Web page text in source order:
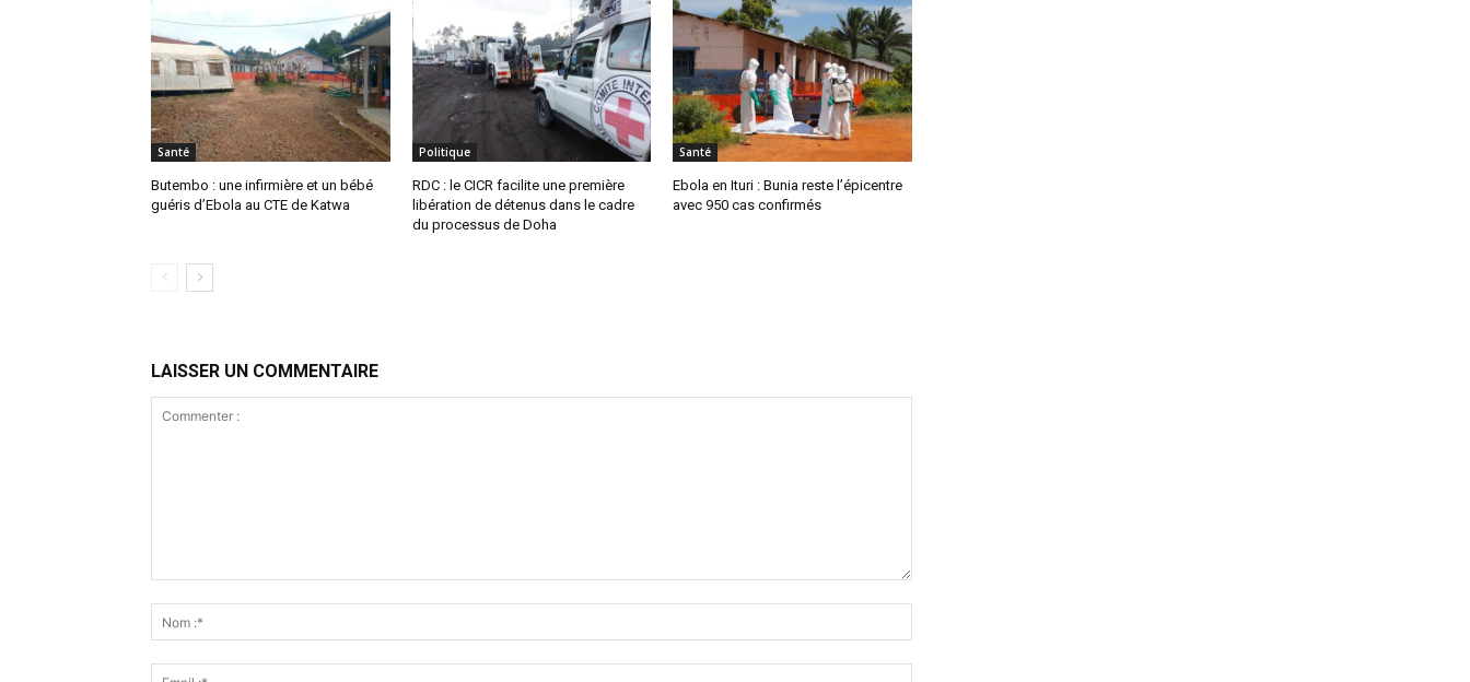
Santé
Butembo : une infirmière et un bébé
guéris d’Ebola au CTE de Katwa
Politique
RDC : le CICR facilite une première
libération de détenus dans le cadre
du processus de Doha
Santé
Ebola en Ituri : Bunia reste l’épicentre
avec 950 cas confirmés
LAISSER UN COMMENTAIRE
:*